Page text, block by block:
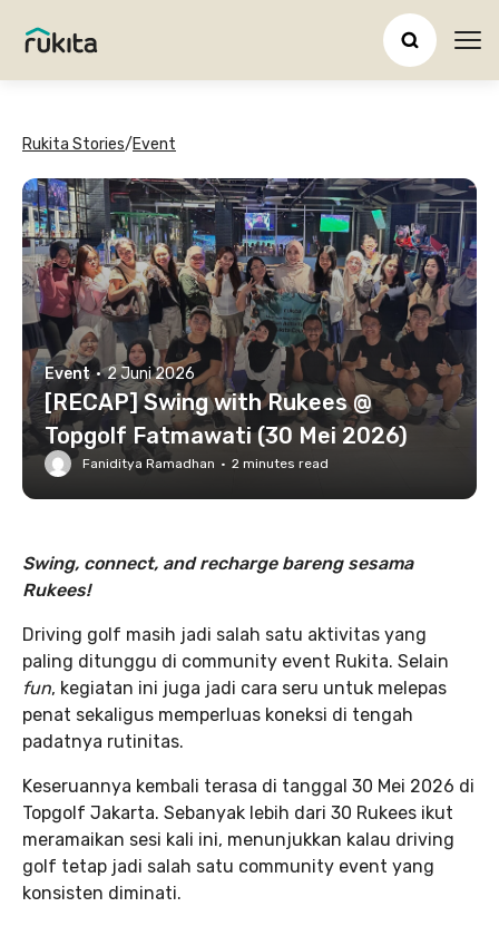
Rukita Stories/Event
Event · 2 Juni 2026
[RECAP] Swing with Rukees @
Topgolf Fatmawati (30 Mei 2026)
Faniditya Ramadhan · 2 minutes read
Swing, connect, and recharge bareng sesama
Rukees!
Driving golf masih jadi salah satu aktivitas yang
paling ditunggu di community event Rukita. Selain
fun, kegiatan ini juga jadi cara seru untuk melepas
penat sekaligus memperluas koneksi di tengah
padatnya rutinitas.
Keseruannya kembali terasa di tanggal 30 Mei 2026 di
Topgolf Jakarta. Sebanyak lebih dari 30 Rukees ikut
meramaikan sesi kali ini, menunjukkan kalau driving
golf tetap jadi salah satu community event yang
konsisten diminati.